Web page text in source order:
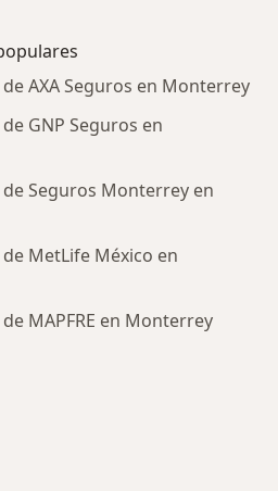
AXA Seguros en Monterrey
GNP Seguros en
Seguros Monterrey en
MetLife México en
MAPFRE en Monterrey